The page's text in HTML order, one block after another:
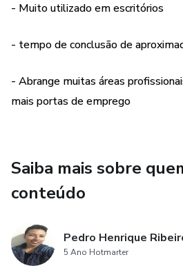
- Muito utilizado em escritórios
- tempo de conclusão de
- Abrange muitas áreas
mais portas de emprego
Saiba mais sobre
conteúdo
Pedro Henrique
5 Ano Hotmarter